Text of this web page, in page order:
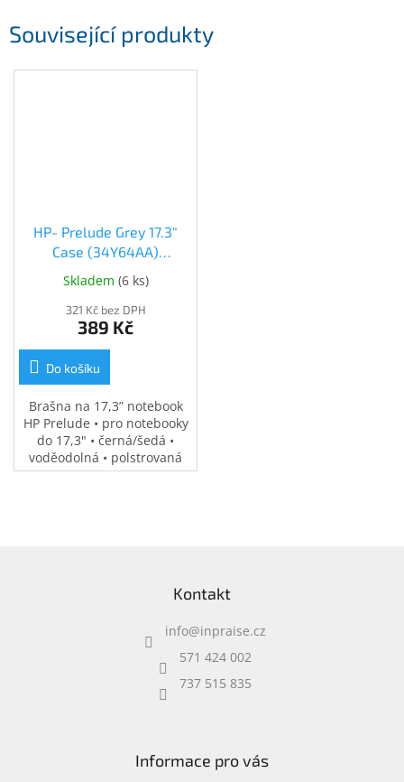
Související produkty
HP- Prelude Grey 17.3"
Case (34Y64AA)
(34Y64AA)
Skladem (6 ks)
321 Kč bez DPH
389 Kč
Do košíku
Brašna na 17,3” notebook
HP Prelude • pro notebooky
do 17,3" • černá/šedá •
voděodolná • polstrovaná
přihrádka na notebook •
Kontakt
info@inpraise.cz
571 424 002
737 515 835
Informace pro vás